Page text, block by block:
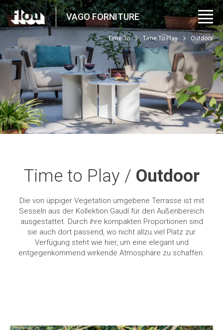
VAGO FORNITURE
Time To Time To Play Outdoor
Time to Play / Outdoor
Die von üppiger Vegetation umgebene Terrasse ist mit
Sesseln aus der Kollektion Gaudí für den Außenbereich
ausgestattet. Durch ihre kompakten Proportionen sind
sie auch dort passend, wo nicht allzu viel Platz zur
Verfügung steht wie hier, um eine elegant und
entgegenkommend wirkende Atmosphäre zu schaffen.